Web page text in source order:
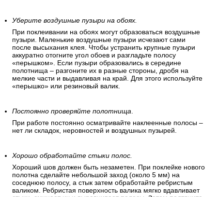
Уберите воздушные пузыри на обоях.
При поклеивании на обоях могут образоваться воздушные
пузыри. Маленькие воздушные пузыри исчезают сами
после высыхания клея. Чтобы устранить крупные пузыри
аккуратно отогните угол обоев и разгладьте полосу
«перышком». Если пузыри образовались в середине
полотнища – разгоните их в разные стороны, дробя на
мелкие части и выдавливая на край. Для этого используйте
«перышко» или резиновый валик.
Постоянно проверяйте полотнища.
При работе постоянно осматривайте наклеенные полосы –
нет ли складок, неровностей и воздушных пузырей.
Хорошо обработайте стыки полос.
Хороший шов должен быть незаметен. При поклейке нового
полотна сделайте небольшой заход (около 5 мм) на
соседнюю полосу, а стык затем обработайте ребристым
валиком. Ребристая поверхность валика мягко вдавливает